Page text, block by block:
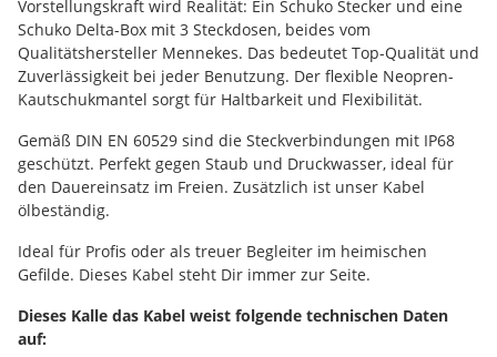
Vorstellungskraft wird Realität: Ein Schuko Stecker und eine
Schuko Delta-Box mit 3 Steckdosen, beides vom
Qualitätshersteller Mennekes. Das bedeutet Top-Qualität und
Zuverlässigkeit bei jeder Benutzung. Der flexible Neopren-
Kautschukmantel sorgt für Haltbarkeit und Flexibilität.
Gemäß DIN EN 60529 sind die Steckverbindungen mit IP68
geschützt. Perfekt gegen Staub und Druckwasser, ideal für
den Dauereinsatz im Freien. Zusätzlich ist unser Kabel
ölbeständig.
Ideal für Profis oder als treuer Begleiter im heimischen
Gefilde. Dieses Kabel steht Dir immer zur Seite.
Dieses Kalle das Kabel weist folgende technischen Daten
auf: